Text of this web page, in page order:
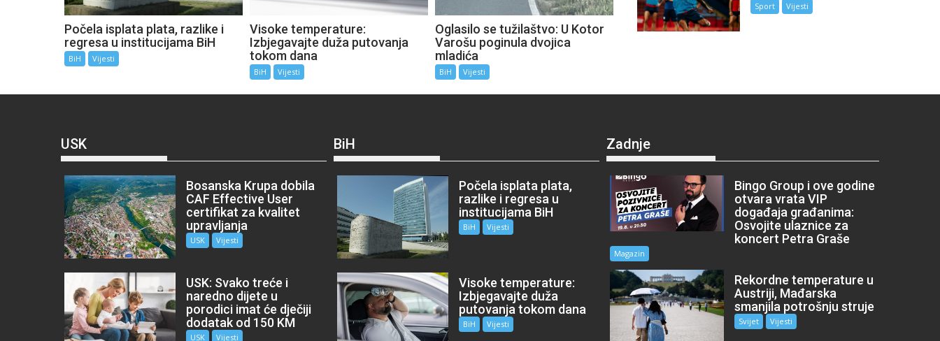
Počela isplata plata, razlike i
regresa u institucijama BiH
BiH Vijesti
Visoke temperature:
Izbjegavajte duža putovanja
tokom dana
BiH Vijesti
Oglasilo se tužilaštvo: U Kotor
Varošu poginula dvojica
mladića
BiH Vijesti
Sport Vijesti
USK
Bosanska Krupa dobila
CAF Effective User
certifikat za kvalitet
upravljanja
USK Vijesti
USK: Svako treće i
naredno dijete u
porodici imat će dječiji
dodatak od 150 KM
USK Vijesti
BiH
Počela isplata plata,
razlike i regresa u
institucijama BiH
BiH Vijesti
Visoke temperature:
Izbjegavajte duža
putovanja tokom dana
BiH Vijesti
Zadnje
Bingo Group i ove godine
otvara vrata VIP
događaja građanima:
Osvojite ulaznice za
koncert Petra Graše
Magazin
Rekordne temperature u
Austriji, Mađarska
smanjila potrošnju struje
Svijet Vijesti